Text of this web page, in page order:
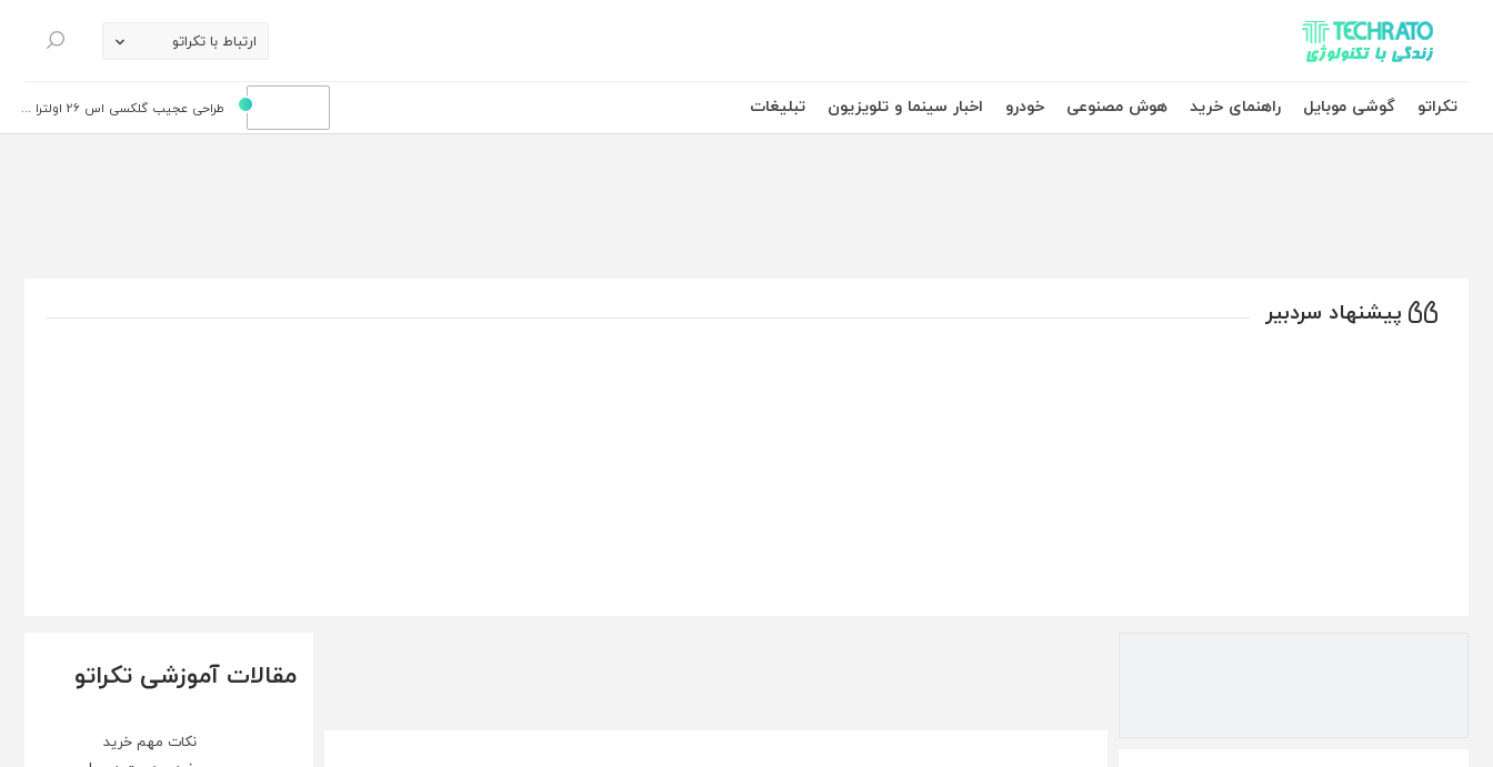
تکراتو – زندگی با تکنولوژی ارتباط با تکراتو
جستجو
تکراتو
گوشی موبایل راهنمای خرید هوش مصنوعی خودرو اخبار سینما و تلویزیون تبلیغات طراحی عجیب گلکسی اس 26 اولترا ...
پیشنهاد سردبیر
مقالات آموزشی تکراتو
نکات مهم خرید